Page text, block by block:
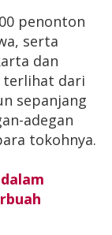
penonton
serta
dan
terlihat dari
sepanjang
adegan
tokohnya.